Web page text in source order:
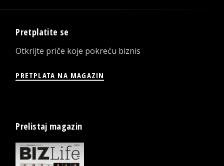
Pretplatite se
Otkrijte priče koje pokreću biznis
PRETPLATA NA MAGAZIN
Prelistaj magazin